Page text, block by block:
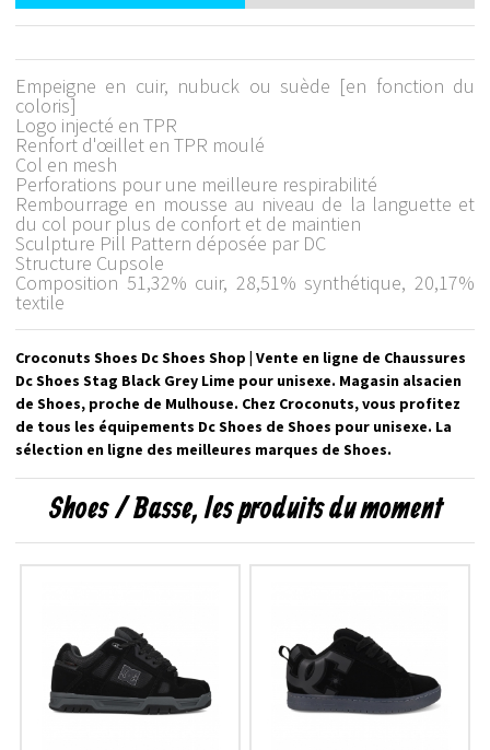
Empeigne en cuir, nubuck ou suède [en fonction du
coloris]
Logo injecté en TPR
Renfort d'œillet en TPR moulé
Col en mesh
Perforations pour une meilleure respirabilité
Rembourrage en mousse au niveau de la languette et
du col pour plus de confort et de maintien
Sculpture Pill Pattern déposée par DC
Structure Cupsole
Composition 51,32% cuir, 28,51% synthétique, 20,17%
textile
Croconuts Shoes Dc Shoes Shop | Vente en ligne de Chaussures
Dc Shoes Stag Black Grey Lime pour unisexe. Magasin alsacien
de Shoes, proche de Mulhouse. Chez Croconuts, vous profitez
de tous les équipements Dc Shoes de Shoes pour unisexe. La
sélection en ligne des meilleures marques de Shoes.
Shoes / Basse, les produits du moment